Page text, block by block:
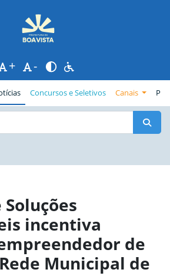
+ -
atual) Concursos e Seletivos Canais
Soluções
incentiva
de
Municipal de